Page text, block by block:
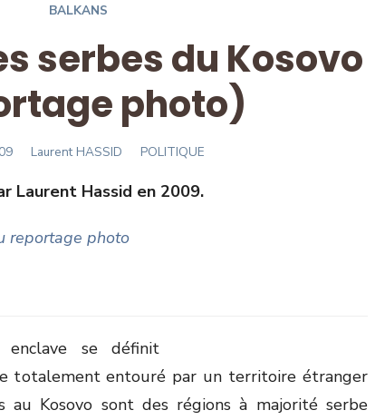
BALKANS
serbes du Kosovo
photo)
Author
Laurent HASSID POLITIQUE
Laurent Hassid en 2009.
reportage photo
se définit
totalement entouré par un territoire étranger
au Kosovo sont des régions à majorité serbe